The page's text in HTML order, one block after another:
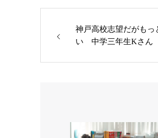
神戸高校志望だがもっ
い 中学三年生Kさん